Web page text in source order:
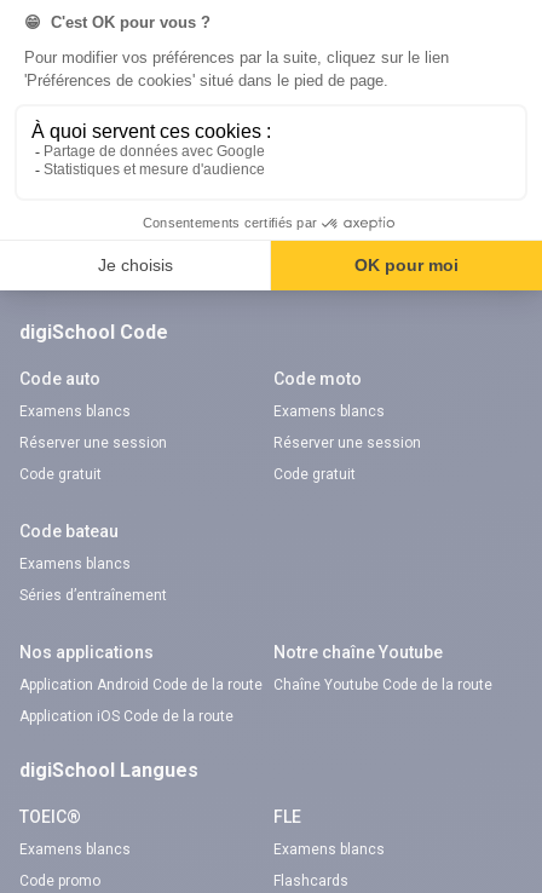
digiSchool Orientation
Orientation
Formations
Métiers
Nos applications
Application Android Pitangoo
digiSchool Code
Code auto
Examens blancs
Réserver une session
Code gratuit
Code moto
Examens blancs
Réserver une session
Code gratuit
Code bateau
Examens blancs
Séries d’entraînement
Nos applications
Application Android Code de la route
Application iOS Code de la route
Notre chaîne Youtube
Chaîne Youtube Code de la route
digiSchool Langues
TOEIC®
Examens blancs
Code promo
FLE
Examens blancs
Flashcards